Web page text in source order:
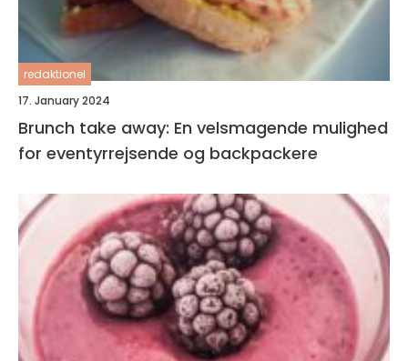
redaktionel
17. January 2024
Brunch take away: En velsmagende mulighed
for eventyrrejsende og backpackere